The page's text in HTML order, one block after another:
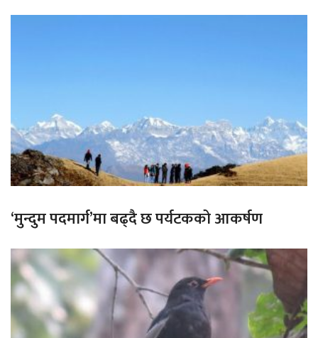
‘मुन्दुम पदमार्ग’मा बढ्दै छ पर्यटकको आकर्षण